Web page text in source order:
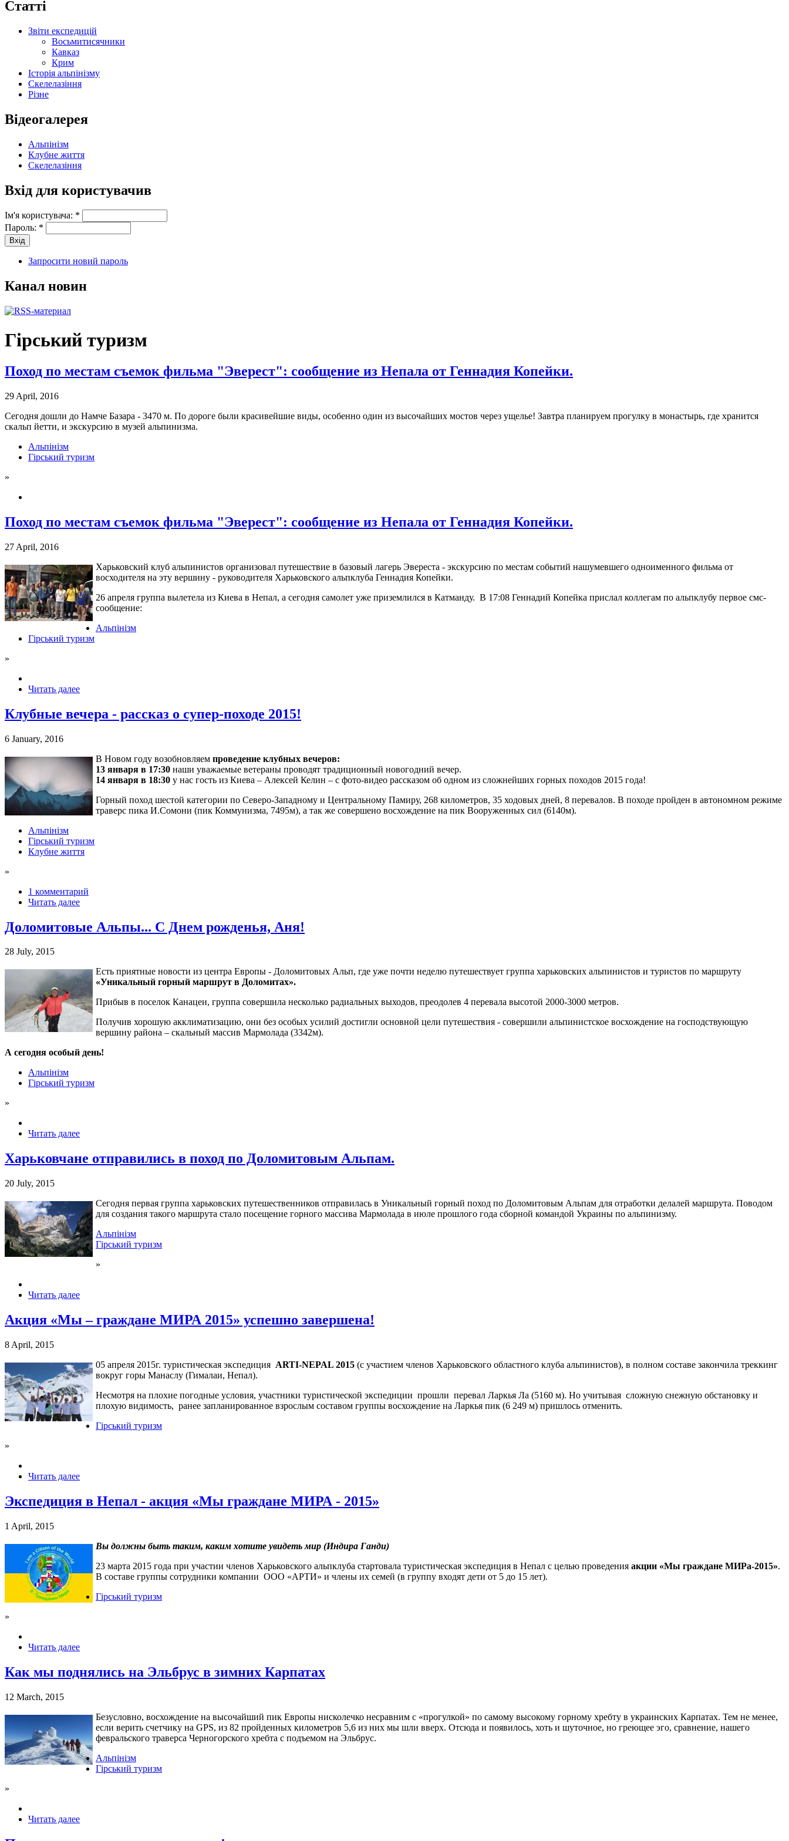
Статті
Звіти експедицій
Восьмитисячники
Кавказ
Крим
Історія альпінізму
Скелелазіння
Різне
Відеогалерея
Альпінізм
Клубне життя
Скелелазіння
Вхід для користувачив
Ім'я користувача: *
Пароль: *
Запросити новий пароль
Канал новин
Гірський туризм
Поход по местам съемок фильма "Эверест": сообщение из Непала от Геннадия Копейки.
29 April, 2016
Сегодня дошли до Намче Базара - 3470 м. По дороге были красивейшие виды, особенно один из высочайших мостов через ущелье! Завтра планируем прогулку в монастырь, где хранится
скальп йетти, и экскурсию в музей альпинизма.
Альпінізм
Гірський туризм
»
Поход по местам съемок фильма "Эверест": сообщение из Непала от Геннадия Копейки.
27 April, 2016
Харьковский клуб альпинистов организовал путешествие в базовый лагерь Эвереста - экскурсию по местам событий нашумевшего одноименного фильма от
восходителя на эту вершину - руководителя Харьковского альпклуба Геннадия Копейки.
26 апреля группа вылетела из Киева в Непал, а сегодня самолет уже приземлился в Катманду. В 17:08 Геннадий Копейка прислал коллегам по альпклубу первое смс-
сообщение:
Альпінізм
Гірський туризм
»
Читать далее
Клубные вечера - рассказ о супер-походе 2015!
6 January, 2016
В Новом году возобновляем проведение клубных вечеров:
13 января в 17:30 наши уважаемые ветераны проводят традиционный новогодний вечер.
14 января в 18:30 у нас гость из Киева – Алексей Келин – с фото-видео рассказом об одном из сложнейших горных походов 2015 года!
Горный поход шестой категории по Северо-Западному и Центральному Памиру, 268 километров, 35 ходовых дней, 8 перевалов. В походе пройден в автономном режиме
траверс пика И.Сомони (пик Коммунизма, 7495м), а так же совершено восхождение на пик Вооруженных сил (6140м).
Альпінізм
Гірський туризм
Клубне життя
»
1 комментарий
Читать далее
Доломитовые Альпы... С Днем рожденья, Аня!
28 July, 2015
Есть приятные новости из центра Европы - Доломитовых Альп, где уже почти неделю путешествует группа харьковских альпинистов и туристов по маршруту
«Уникальный горный маршрут в Доломитах».
Прибыв в поселок Канацеи, группа совершила несколько радиальных выходов, преодолев 4 перевала высотой 2000-3000 метров.
Получив хорошую акклиматизацию, они без особых усилий достигли основной цели путешествия - совершили альпинистское восхождение на господствующую
вершину района – скальный массив Мармолада (3342м).
А сегодня особый день!
Альпінізм
Гірський туризм
»
Читать далее
Харьковчане отправились в поход по Доломитовым Альпам.
20 July, 2015
Сегодня первая группа харьковских путешественников отправилась в Уникальный горный поход по Доломитовым Альпам для отработки делалей маршрута. Поводом
для создания такого маршрута стало посещение горного массива Мармолада в июле прошлого года сборной командой Украины по альпинизму.
Альпінізм
Гірський туризм
»
Читать далее
Акция «Мы – граждане МИРА 2015» успешно завершена!
8 April, 2015
05 апреля 2015г. туристическая экспедиция ARTI-NEPAL 2015 (с участием членов Харьковского областного клуба альпинистов), в полном составе закончила треккинг
вокруг горы Манаслу (Гималаи, Непал).
Несмотря на плохие погодные условия, участники туристической экспедиции прошли перевал Ларкья Ла (5160 м). Но учитывая сложную снежную обстановку и
плохую видимость, ранее запланированное взрослым составом группы восхождение на Ларкья пик (6 249 м) пришлось отменить.
Гірський туризм
»
Читать далее
Экспедиция в Непал - акция «Мы граждане МИРА - 2015»
1 April, 2015
Вы должны быть таким, каким хотите увидеть мир (Индира Ганди)
23 марта 2015 года при участии членов Харьковского альпклуба стартовала туристическая экспедиция в Непал с целью проведения акции «Мы граждане МИРа-2015».
В составе группы сотрудники компании ООО «АРТИ» и члены их семей (в группу входят дети от 5 до 15 лет).
Гірський туризм
»
Читать далее
Как мы поднялись на Эльбрус в зимних Карпатах
12 March, 2015
Безусловно, восхождение на высочайший пик Европы нисколечко несравним с «прогулкой» по самому высокому горному хребту в украинских Карпатах. Тем не менее,
если верить счетчику на GPS, из 82 пройденных километров 5,6 из них мы шли вверх. Отсюда и появилось, хоть и шуточное, но греющее эго, сравнение, нашего
февральского траверса Черногорского хребта с подъемом на Эльбрус.
Альпінізм
Гірський туризм
»
Читать далее